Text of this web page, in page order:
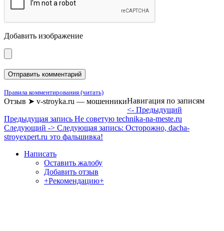
Добавить изображение
Правила комментирования (читать)
Отзыв ➤ v-stroyka.ru — мошенникиНавигация по записям
<- Предыдущий
Предыдущая запись Не советую technika-na-meste.ru
Следующий -> Следующая запись: Осторожно, dacha-
stroyexpert.ru это фальшивка!
Написать
Оставить жалобу
Добавить отзыв
+Рекомендацию+